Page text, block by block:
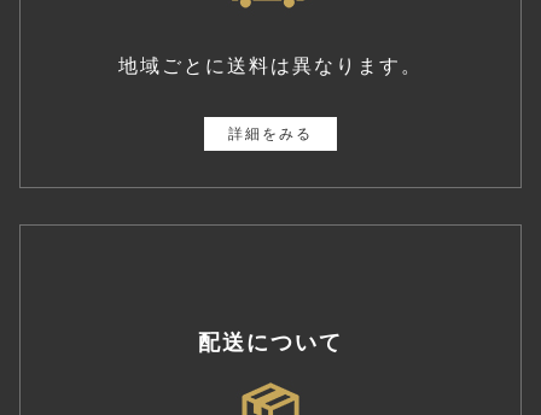
地域ごとに送料は異なります。
詳細をみる
配送について